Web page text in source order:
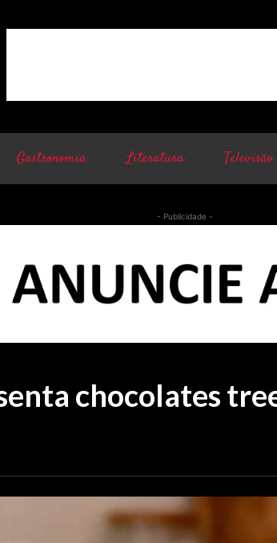
Gastronomia Literatura Televisão
- Publicidade -
chocolates